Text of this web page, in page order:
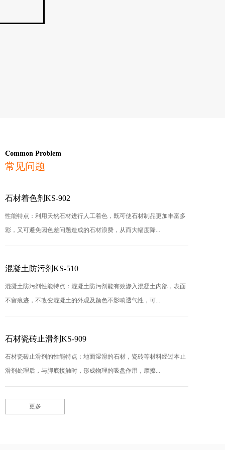
Common Problem
常见问题
石材着色剂KS-902
性能特点：利用天然石材进行人工着色，既可使石材制品更加丰富多
彩，又可避免因色差问题造成的石材浪费，从而大幅度降...
混凝土防污剂KS-510
混凝土防污剂性能特点：混凝土防污剂能有效渗入混凝土内部，表面
不留痕迹，不改变混凝土的外观及颜色不影响透气性，可...
石材瓷砖止滑剂KS-909
石材瓷砖止滑剂的性能特点：地面湿滑的石材，瓷砖等材料经过本止
滑剂处理后，与脚底接触时，形成物理的吸盘作用，摩擦...
更多